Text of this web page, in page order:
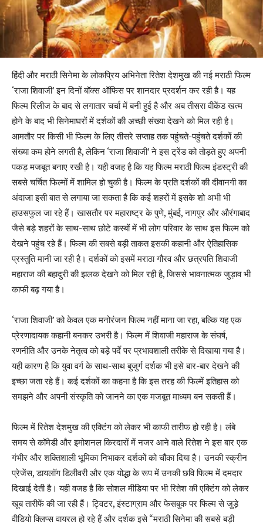
हिंदी और मराठी सिनेमा के लोकप्रिय अभिनेता रितेश देशमुख की नई मराठी फिल्म
‘राजा शिवाजी’ इन दिनों बॉक्स ऑफिस पर शानदार प्रदर्शन कर रही है। यह
फिल्म रिलीज के बाद से लगातार चर्चा में बनी हुई है और अब तीसरा वीकेंड खत्म
होने के बाद भी सिनेमाघरों में दर्शकों की अच्छी संख्या देखने को मिल रही है।
आमतौर पर किसी भी फिल्म के लिए तीसरे सप्ताह तक पहुंचते-पहुंचते दर्शकों की
संख्या कम होने लगती है, लेकिन ‘राजा शिवाजी’ ने इस ट्रेंड को तोड़ते हुए अपनी
पकड़ मजबूत बनाए रखी है। यही वजह है कि यह फिल्म मराठी फिल्म इंडस्ट्री की
सबसे चर्चित फिल्मों में शामिल हो चुकी है। फिल्म के प्रति दर्शकों की दीवानगी का
अंदाजा इसी बात से लगाया जा सकता है कि कई शहरों में इसके शो अभी भी
हाउसफुल जा रहे हैं। खासतौर पर महाराष्ट्र के पुणे, मुंबई, नागपुर और औरंगाबाद
जैसे बड़े शहरों के साथ-साथ छोटे कस्बों में भी लोग परिवार के साथ इस फिल्म को
देखने पहुंच रहे हैं। फिल्म की सबसे बड़ी ताकत इसकी कहानी और ऐतिहासिक
प्रस्तुति मानी जा रही है। दर्शकों को इसमें मराठा गौरव और छत्रपति शिवाजी
महाराज की बहादुरी की झलक देखने को मिल रही है, जिससे भावनात्मक जुड़ाव भी
काफी बढ़ गया है।
‘राजा शिवाजी’ को केवल एक मनोरंजन फिल्म नहीं माना जा रहा, बल्कि यह एक
प्रेरणादायक कहानी बनकर उभरी है। फिल्म में शिवाजी महाराज के संघर्ष,
रणनीति और उनके नेतृत्व को बड़े पर्दे पर प्रभावशाली तरीके से दिखाया गया है।
यही कारण है कि युवा वर्ग के साथ-साथ बुजुर्ग दर्शक भी इसे बार-बार देखने की
इच्छा जता रहे हैं। कई दर्शकों का कहना है कि इस तरह की फिल्में इतिहास को
समझने और अपनी संस्कृति को जानने का एक मजबूत माध्यम बन सकती हैं।
फिल्म में रितेश देशमुख की एक्टिंग को लेकर भी काफी तारीफ हो रही है। लंबे
समय से कॉमेडी और इमोशनल किरदारों में नजर आने वाले रितेश ने इस बार एक
गंभीर और शक्तिशाली भूमिका निभाकर दर्शकों को चौंका दिया है। उनकी स्क्रीन
प्रेजेंस, डायलॉग डिलीवरी और एक योद्धा के रूप में उनकी छवि फिल्म में दमदार
दिखाई देती है। यही वजह है कि सोशल मीडिया पर भी रितेश की एक्टिंग को लेकर
खूब तारीफें की जा रही हैं। ट्विटर, इंस्टाग्राम और फेसबुक पर फिल्म से जुड़े
वीडियो क्लिप्स वायरल हो रहे हैं और दर्शक इसे “मराठी सिनेमा की सबसे बड़ी